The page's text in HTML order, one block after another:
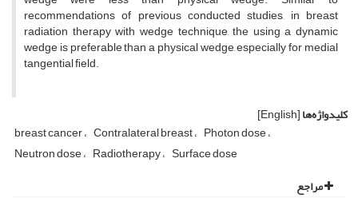
recommendations of previous conducted studies, in breast
radiation therapy with wedge technique, the using a dynamic
wedge is preferable than a physical wedge, especially for medial
tangential ﬁeld.
کلیدواژه‌ها[English]
breast cancer Contralateral breast Photon dose
Neutron dose Radiotherapy Surface dose
مراجع